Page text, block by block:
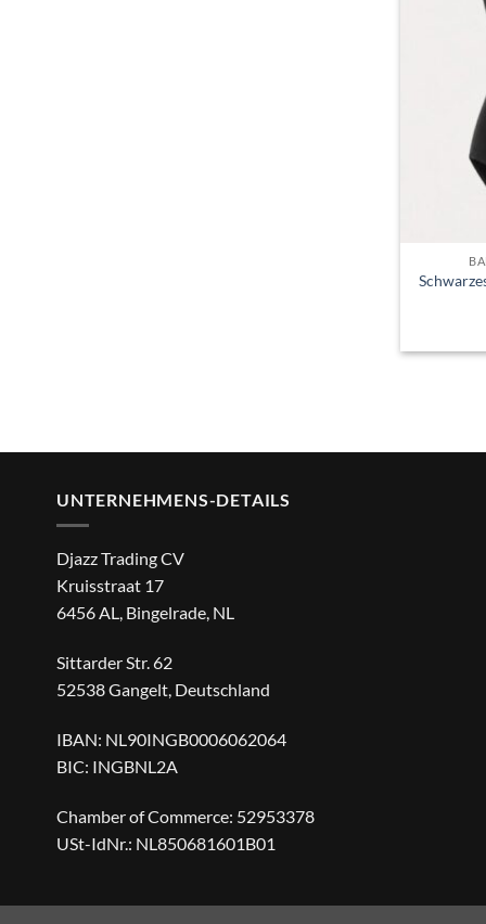
UNTERNEHMENS-DETAILS
Djazz Trading CV
Kruisstraat 17
6456 AL, Bingelrade, NL
Sittarder Str. 62
52538 Gangelt, Deutschland
IBAN: NL90INGB0006062064
BIC: INGBNL2A
Chamber of Commerce: 52953378
USt-IdNr.: NL850681601B01